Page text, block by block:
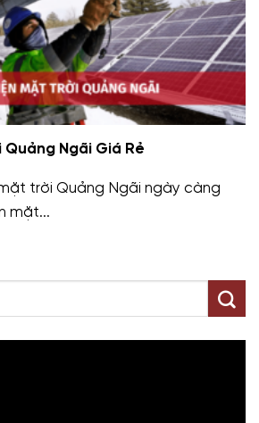
Ngãi Giá Rẻ
trời Quảng Ngãi ngày càng
mặt...